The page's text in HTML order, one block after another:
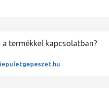
a termékkel kapcsolatban?